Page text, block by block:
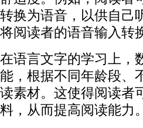
转换为语音，以供自己
将阅读者的语音输入转
在语言文字的学习上，
能，根据不同年龄段、
读素材。这使得阅读者
料，从而提高阅读能力。